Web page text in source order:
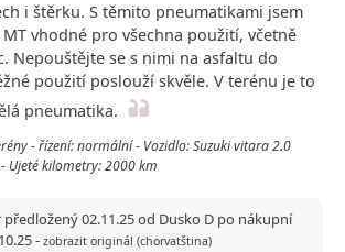
i štěrku. S těmito pneumatikami jsem
vhodné pro všechna použití, včetně
Nepouštějte se s nimi na asfaltu do
použití poslouží skvěle. V terénu je to
pneumatika.
- řízení: normální - Vozidlo: Suzuki vitara 2.0
Ujeté kilometry: 2000 km
02.11.25 od Dusko D po nákupní
- zobrazit originál (chorvatština)